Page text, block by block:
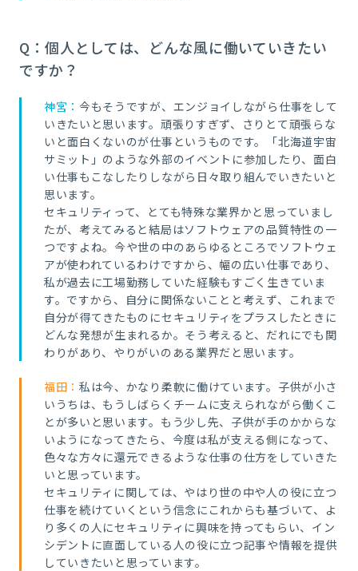
Q：個人としては、どんな風に働いていきたい
ですか？
神宮： 今もそうですが、エンジョイしながら仕事をして
いきたいと思います。頑張りすぎず、さりとて頑張らな
いと面白くないのが仕事というものです。「北海道宇宙
サミット」のような外部のイベントに参加したり、面白
い仕事もこなしたりしながら日々取り組んでいきたいと
思います。
セキュリティって、とても特殊な業界かと思っていまし
たが、考えてみると結局はソフトウェアの品質特性の一
つですよね。今や世の中のあらゆるところでソフトウェ
アが使われているわけですから、幅の広い仕事であり、
私が過去に工場勤務していた経験もすごく生きていま
す。ですから、自分に関係ないことと考えず、これまで
自分が得てきたものにセキュリティをプラスしたときに
どんな発想が生まれるか。そう考えると、だれにでも関
わりがあり、やりがいのある業界だと思います。
福田： 私は今、かなり柔軟に働けています。子供が小さ
いうちは、もうしばらくチームに支えられながら働くこ
とが多いと思います。もう少し先、子供が手のかからな
いようになってきたら、今度は私が支える側になって、
色々な方々に還元できるような仕事の仕方をしていきた
いと思っています。
セキュリティに関しては、やはり世の中や人の役に立つ
仕事を続けていくという信念にこれからも基づいて、よ
り多くの人にセキュリティに興味を持ってもらい、イン
シデントに直面している人の役に立つ記事や情報を提供
していきたいと思っています。